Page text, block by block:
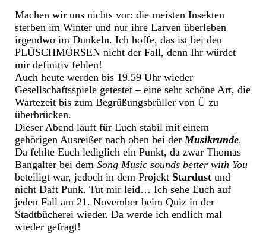
Machen wir uns nichts vor: die meisten Insekten
sterben im Winter und nur ihre Larven überleben
irgendwo im Dunkeln. Ich hoffe, das ist bei den
PLÜSCHMORSEN nicht der Fall, denn Ihr würdet
mir definitiv fehlen!
Auch heute werden bis 19.59 Uhr wieder
Gesellschaftsspiele getestet – eine sehr schöne Art, die
Wartezeit bis zum Begrüßungsbrüller von Ü zu
überbrücken.
Dieser Abend läuft für Euch stabil mit einem
gehörigen Ausreißer nach oben bei derMusikrunde.
Da fehlte Euch lediglich ein Punkt, da zwar Thomas
Bangalter bei dem Song Music sounds better with You
beteiligt war, jedoch in dem Projekt Stardust und
nicht Daft Punk. Tut mir leid… Ich sehe Euch auf
jeden Fall am 21. November beim Quiz in der
Stadtbücherei wieder. Da werde ich endlich mal
wieder gefragt!